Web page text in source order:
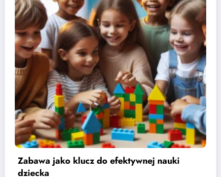
Etapy rozwoju mowy u dzieci i jak je
wspierać